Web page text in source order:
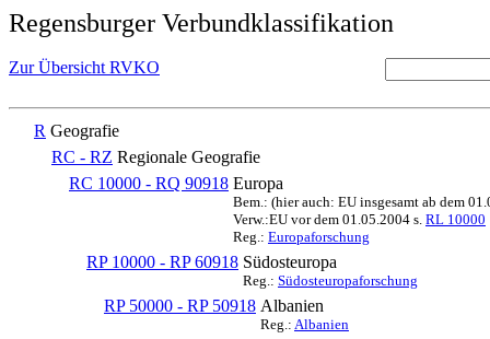
Regensburger Verbundklassifikation
Zur Übersicht RVKO
R Geografie
RC - RZ Regionale Geografie
RC 10000 - RQ 90918 Europa
Bem.: (hier auch: EU insgesamt ab dem
Verw.:EU vor dem 01.05.2004 s. RL 10000
Reg.: Europaforschung
RP 10000 - RP 60918 Südosteuropa
Reg.: Südosteuropaforschung
RP 50000 - RP 50918 Albanien
Reg.: Albanien